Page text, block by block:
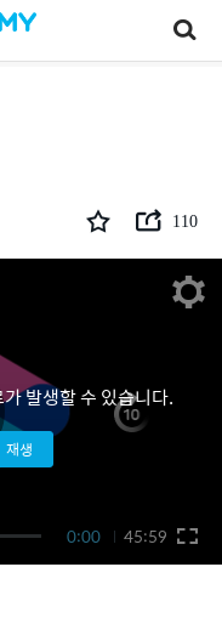
110
0:00 45:59
발생할 수 있습니다.
재생